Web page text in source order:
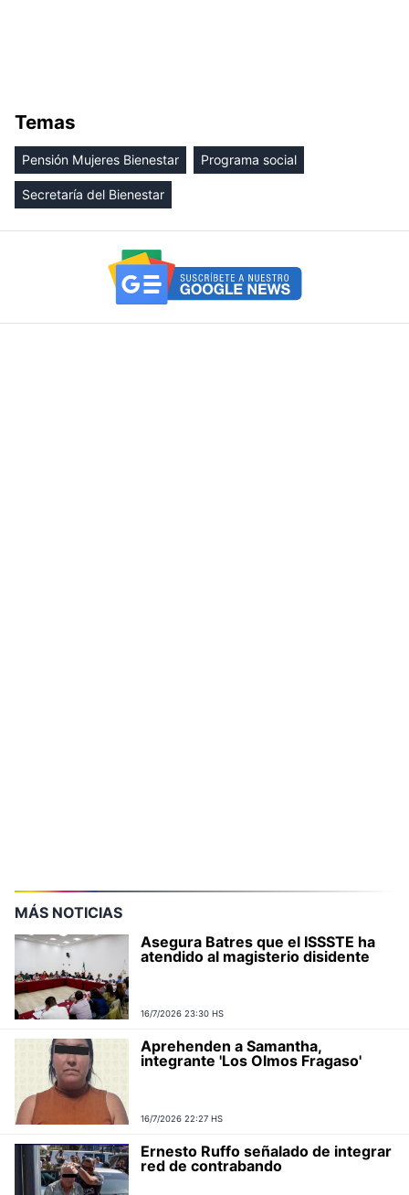
Temas
Pensión Mujeres Bienestar Programa social
Secretaría del Bienestar
MÁS NOTICIAS
Asegura Batres que el ISSSTE ha
atendido al magisterio disidente
16/7/2026 23:30 HS
Aprehenden a Samantha,
integrante 'Los Olmos Fragaso'
16/7/2026 22:27 HS
Ernesto Ruffo señalado de integrar
red de contrabando